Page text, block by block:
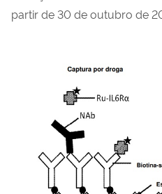
partir de 30 de outubro de